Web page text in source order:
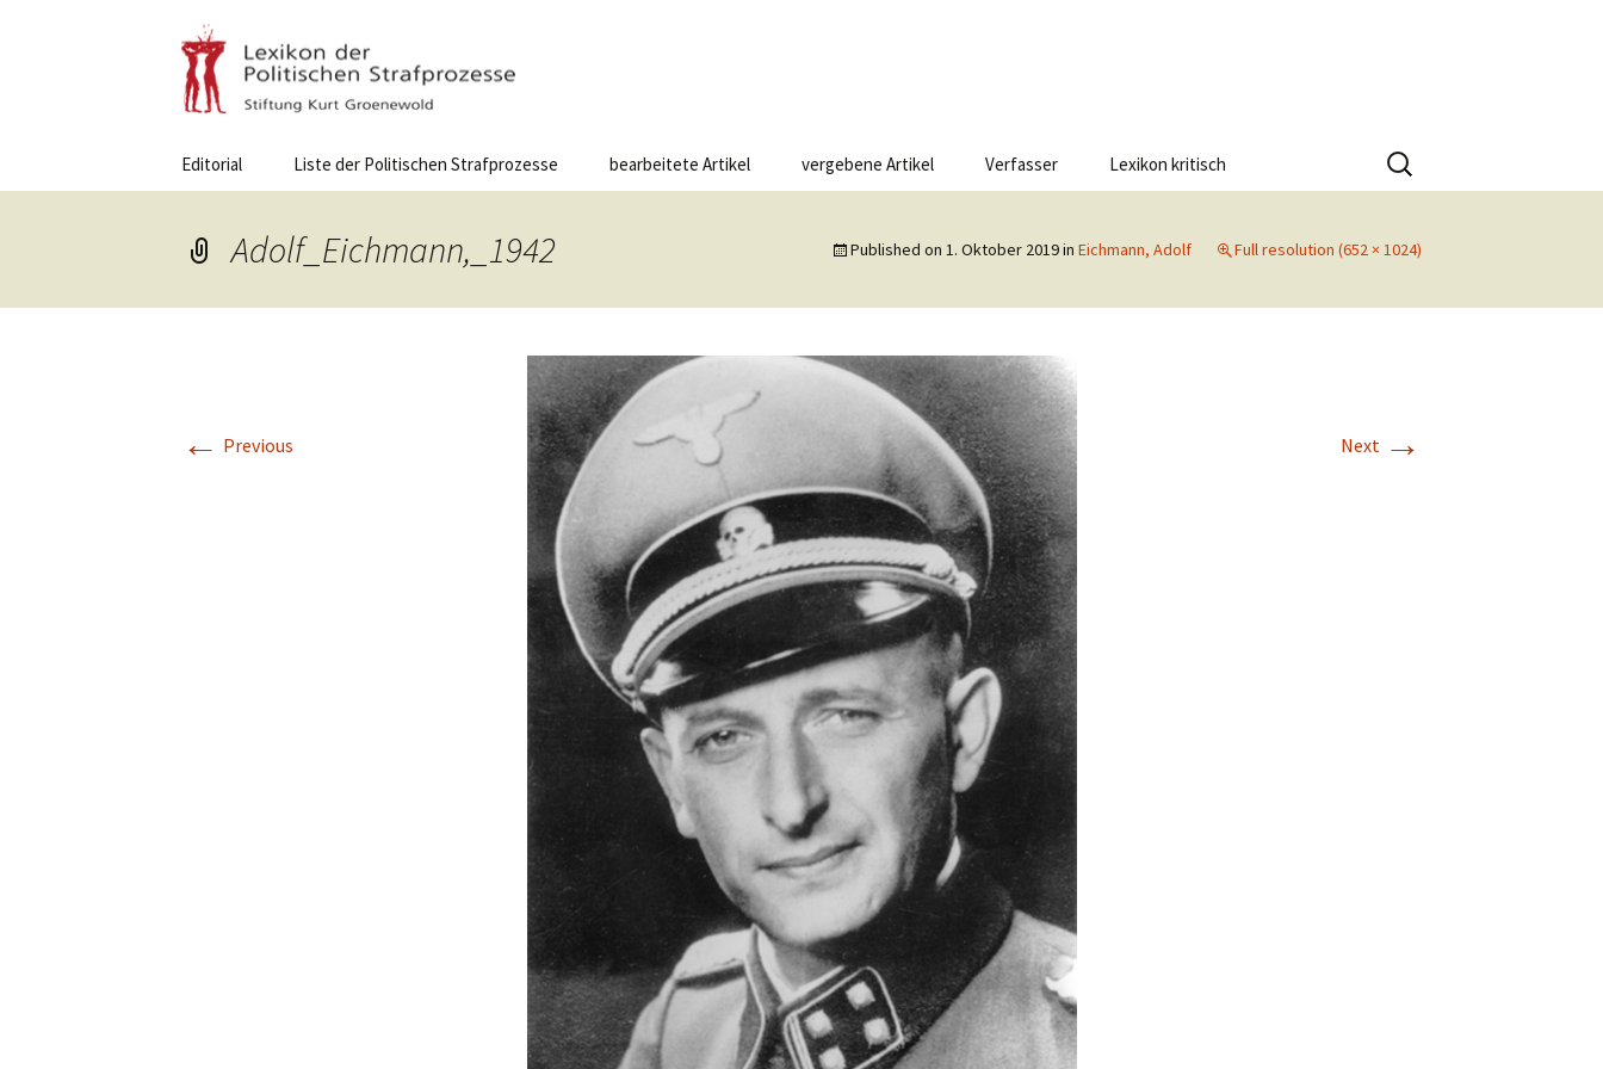
Editorial Liste der Politischen Strafprozesse bearbeitete Artikel vergebene Artikel Verfasser Lexikon kritisch
Suchen
nach:
Adolf_Eichmann,_1942 Published on 1. Oktober 2019in Eichmann, Adolf Full resolution (652 × 1024)
← Previous Next →